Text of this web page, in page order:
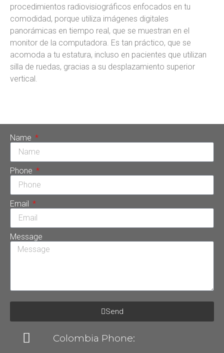
procedimientos radiovisiográficos enfocados en tu
comodidad, porque utiliza imágenes digitales
panorámicas en tiempo real, que se muestran en el
monitor de la computadora. Es tan práctico, que se
acomoda a tu estatura, incluso en pacientes que utilizan
silla de ruedas, gracias a su desplazamiento superior
vertical.
Name
Phone
Email
Message
Send
Colombia Phone: